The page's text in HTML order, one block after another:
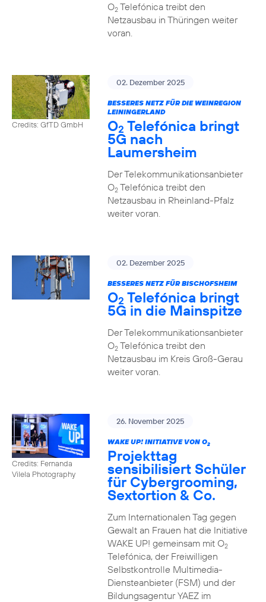
O2Telefónica treibt den
Netzausbau in Thüringen weiter
voran.
Credits: GfTD GmbH
02. Dezember 2025
BESSERES NETZ FÜR DIE WEINREGION
LEININGERLAND
O2 Telefónica bringt
5G nach
Laumersheim
Der Telekommunikationsanbieter
O2Telefónica treibt den
Netzausbau in Rheinland-Pfalz
weiter voran.
02. Dezember 2025
BESSERES NETZ FÜR BISCHOFSHEIM
O2 Telefónica bringt
5G in die Mainspitze
Der Telekommunikationsanbieter
O2Telefónica treibt den
Netzausbau im Kreis Groß-Gerau
weiter voran.
Credits: Fernanda
Vilela Photography
26. November 2025
WAKE UP! INITIATIVE VON O2
Projekttag
sensibilisiert Schüler
für Cybergrooming,
Sextortion & Co.
Zum Internationalen Tag gegen
Gewalt an Frauen hat die Initiative
WAKE UP! gemeinsam mit O2
Telefónica, der Freiwilligen
Selbstkontrolle Multimedia-
Diensteanbieter (FSM) und der
Bildungsagentur YAEZ im